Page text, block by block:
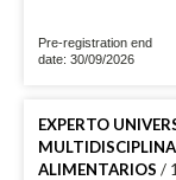
Pre-registration end
date: 30/09/2026
EXPERTO
ALIMENTARIOS /